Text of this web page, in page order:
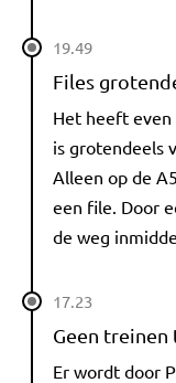
19.49
Files
Het heeft even
is grotendeels
Alleen op de
een file. Door
de weg
17.23
Geen treinen
Er wordt door